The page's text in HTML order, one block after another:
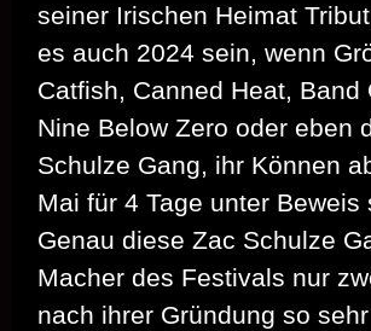
seiner Irischen Heimat
es auch 2024 sein, wenn
Catfish, Canned Heat, Band
Nine Below Zero oder eben
Schulze Gang, ihr Können
Mai für 4 Tage unter Beweis
Genau diese Zac Schulze
Macher des Festivals nur
nach ihrer Gründung so sehr